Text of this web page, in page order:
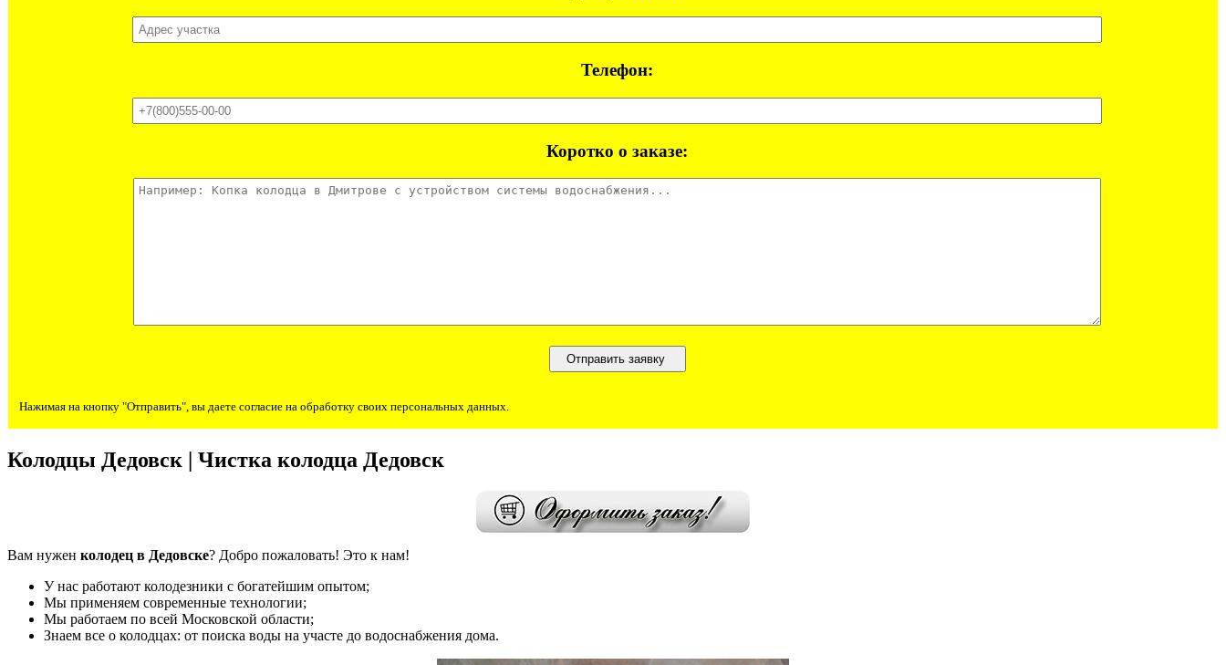
Телефон:
Коротко о заказе:
Нажимая на кнопку "Отправить", вы даете согласие на обработку своих персональных данных.
Колодцы Дедовск | Чистка колодца Дедовск
Вам нужен колодец в Дедовске? Добро пожаловать! Это к нам!
У нас работают колодезники с богатейшим опытом;
Мы применяем современные технологии;
Мы работаем по всей Московской области;
Знаем все о колодцах: от поиска воды на участе до водоснабжения дома.